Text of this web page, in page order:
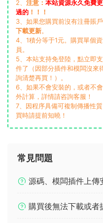
2、 注意： 本站資源永久免費
過的 ！！！
3、如果您購買前沒有注冊賬戶
下載更新。
4、1積分等于1元。購買單個
員。
5、本站支持免登陸，點立即
件了（因部分插件和模闆沒來
詢清楚再買！）。
6、如果不會安裝的，或者不
外計算，詳情請咨詢客服！
7、因程序具備可複制傳播性
買時請提前知曉！
常見問題
源碼、模闆插件上傳
購買後無法下載或者